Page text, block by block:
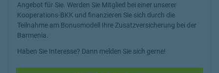
Angebot für Sie. Werden Sie Mitglied bei einer unserer
Kooperations-BKK und finanzieren Sie sich durch die
Teilnahme am Bonusmodell Ihre Zusatzversicherung bei der
Barmenia.
Haben Sie Interesse? Dann melden Sie sich gerne!